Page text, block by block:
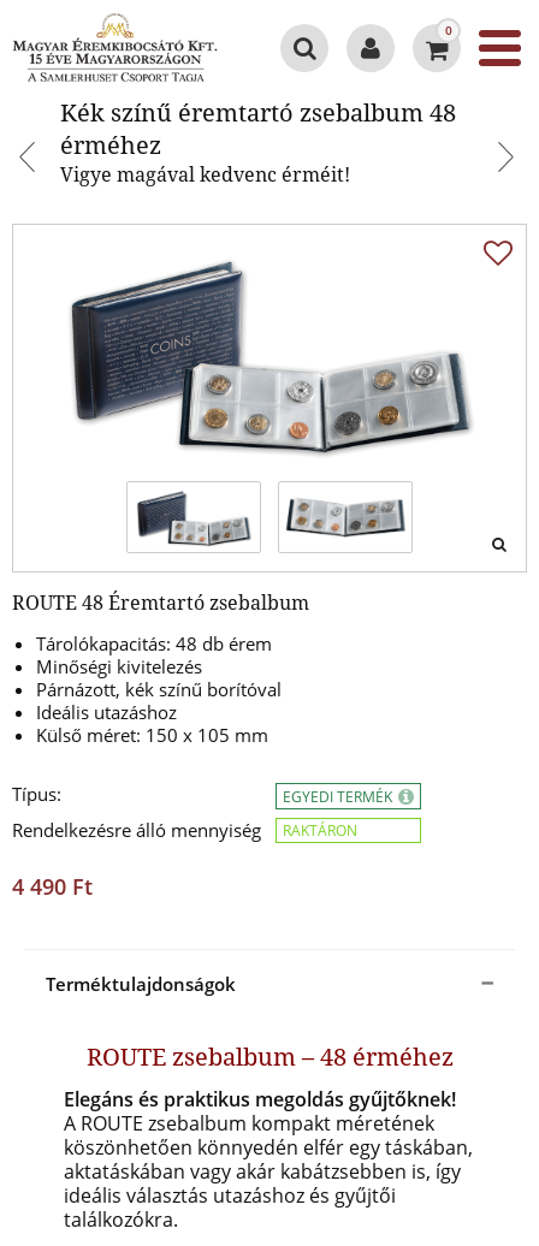
0
Kék színű éremtartó zsebalbum 48
érméhez
Vigye magával kedvenc érméit!
ROUTE 48 Éremtartó zsebalbum
Tárolókapacitás: 48 db érem
Minőségi kivitelezés
Párnázott, kék színű borítóval
Ideális utazáshoz
Külső méret: 150 x 105 mm
Típus:
Rendelkezésre álló mennyiség
EGYEDI TERMÉK
RAKTÁRON
4 490 Ft
Terméktulajdonságok
ROUTE zsebalbum – 48 érméhez
Elegáns és praktikus megoldás gyűjtőknek!
A ROUTE zsebalbum kompakt méretének
köszönhetően könnyedén elfér egy táskában,
aktatáskában vagy akár kabátzsebben is, így
ideális választás utazáshoz és gyűjtői
találkozókra.
Kék színű éremtartó zsebalbum
48 érméhez